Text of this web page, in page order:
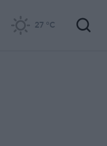
27 °C